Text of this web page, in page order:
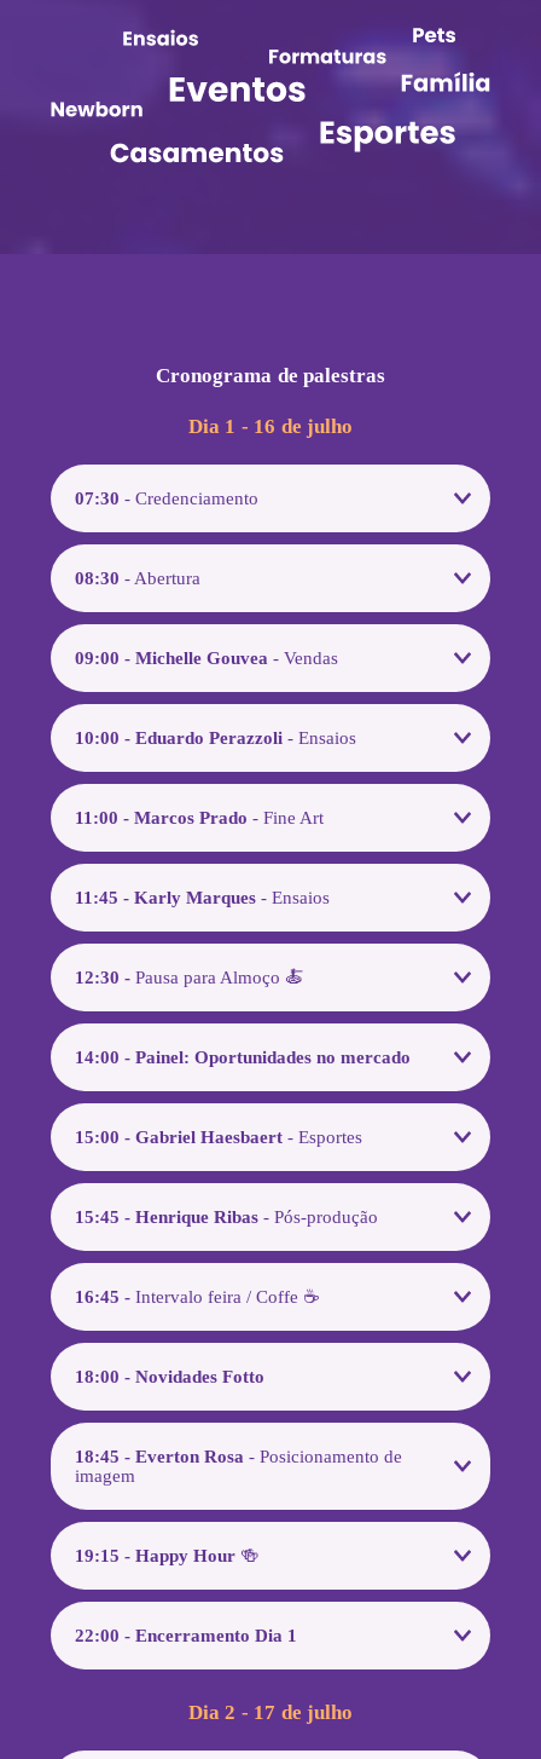
Cronograma de palestras
Dia 1 - 16 de julho
07:30 - Credenciamento
08:30 - Abertura
09:00 - Michelle Gouvea- Vendas
10:00 - Eduardo Perazzoli- Ensaios
11:00 - Marcos Prado- Fine Art
11:45 - Karly Marques- Ensaios
12:30 -Pausa para Almoço 🍝
14:00 - Painel: Oportunidades no mercado
15:00 - Gabriel Haesbaert- Esportes
15:45 - Henrique Ribas- Pós-produção
16:45 -Intervalo feira / Coffe ☕
18:00 - Novidades Fotto
18:45 - Everton Rosa- Posicionamento de
imagem
19:15 - Happy Hour 🍻
22:00 - Encerramento Dia 1
Dia 2 - 17 de julho